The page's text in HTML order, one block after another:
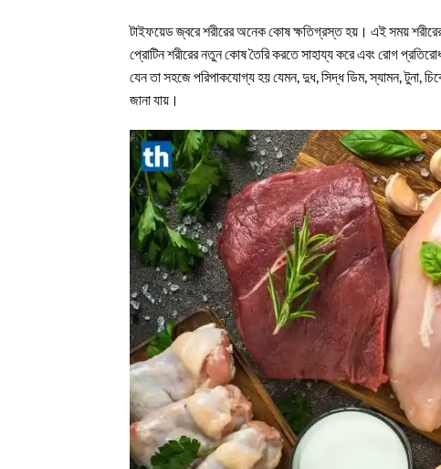
টাইফয়েড জ্বরে শরীরের অনেক কোষ ক্ষতিগ্রস্ত হয়। এই সময়
প্রোটিন শরীরের নতুন কোষ তৈরি করতে সাহায্য করে এবং রোগ
যেন তা সহজে পরিপাকযোগ্য হয় যেমন, দুধ, সিদ্ধ ডিম, স্যামন, টুনা,
জানা যায়।